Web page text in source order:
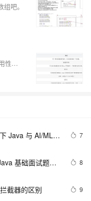
吧。
发现不断进行加法运算，为了提高代码的复用性，就把该功能独立封装成一段独立的小程序，当下次需要执行加法运算的时候，就可以直接调用这个段小程序即可，那么这种封装形形式的具体表现形式则称作函数。 练习：把两个整数相加：
Java 与 AI/ML
7
基础面试题整
8
截器的区别 9